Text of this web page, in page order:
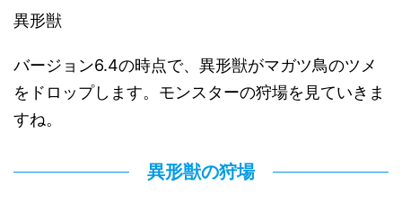
異形獣
バージョン6.4の時点で、異形獣がマガツ鳥のツメ
をドロップします。モンスターの狩場を見ていきま
すね。
異形獣の狩場